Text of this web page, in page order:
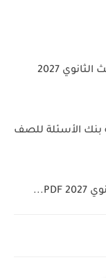
تحميل كتاب الاضواء عربي للصف الثالث الثانوي 2027
للصف